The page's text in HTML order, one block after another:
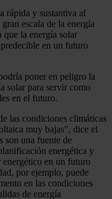
rápida y sustantiva al
escala de la energía
que la energía solar
en un futuro
poner en peligro la
solar para servir como
en el futuro.
las condiciones climáticas
muy bajas”, dice el
son una fuente de
energética y
energético en un futuro
por ejemplo, puede
en las condiciones
de energía